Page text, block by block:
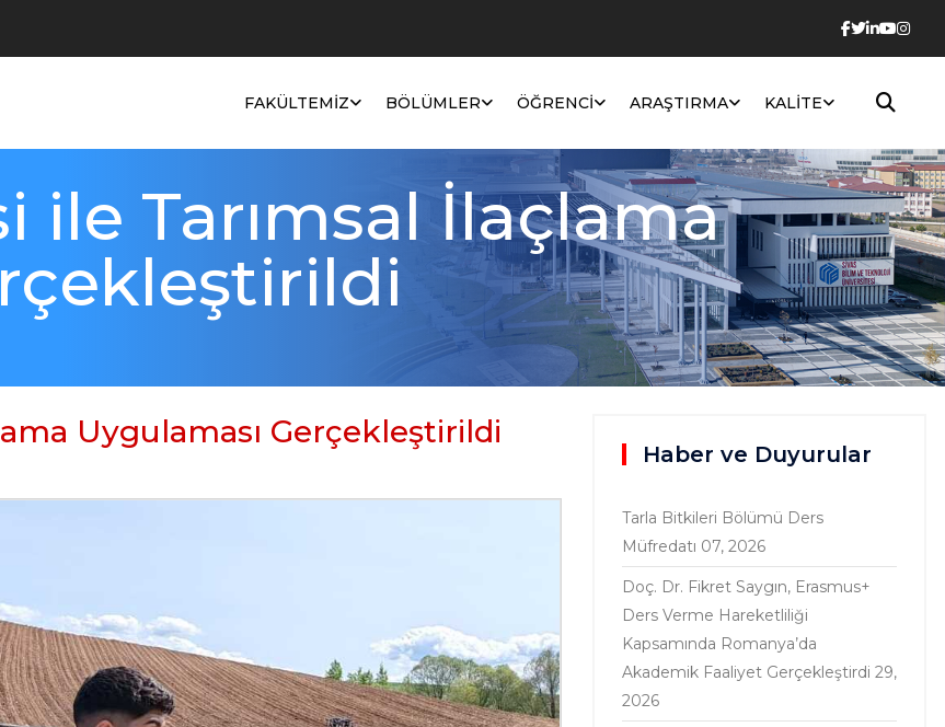
FAKÜLTEMIZ BÖLÜMLER ÖĞRENCI ARAŞTIRMA KALITE
ile Tarımsal İlaçlama
Uygulaması Gerçekleştirildi
Haber ve Duyurular
Tarla Bitkileri Bölümü Ders
Müfredatı 07, 2026
Doç. Dr. Fikret Saygın, Erasmus+
Ders Verme Hareketliliği
Kapsamında Romanya’da
Akademik Faaliyet Gerçekleştirdi 29,
2026